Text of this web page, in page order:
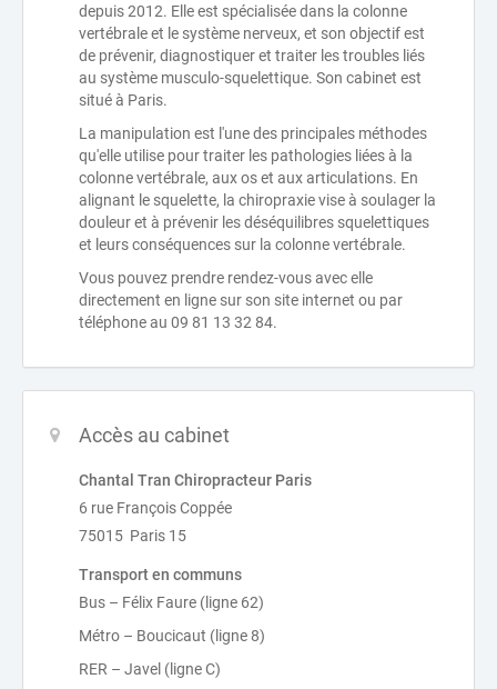
depuis 2012. Elle est spécialisée dans la colonne
vertébrale et le système nerveux, et son objectif est
de prévenir, diagnostiquer et traiter les troubles liés
au système musculo-squelettique. Son cabinet est
situé à Paris.
La manipulation est l'une des principales méthodes
qu'elle utilise pour traiter les pathologies liées à la
colonne vertébrale, aux os et aux articulations. En
alignant le squelette, la chiropraxie vise à soulager la
douleur et à prévenir les déséquilibres squelettiques
et leurs conséquences sur la colonne vertébrale.
Vous pouvez prendre rendez-vous avec elle
directement en ligne sur son site internet ou par
téléphone au 09 81 13 32 84.
Accès au cabinet
Chantal Tran Chiropracteur Paris
6 rue François Coppée
75015 Paris 15
Transport en communs
Bus – Félix Faure (ligne 62)
Métro – Boucicaut (ligne 8)
RER – Javel (ligne C)